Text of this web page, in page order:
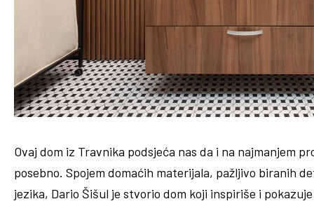
Ovaj dom iz Travnika podsjeća nas da i na najmanjem
posebno. Spojem domaćih materijala, pažljivo biranih
jezika, Dario Šišul je stvorio dom koji inspiriše i